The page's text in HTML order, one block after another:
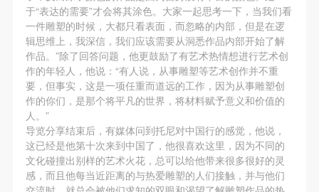
于“表达的需要”才会将其涂色。大家一起思考一下，当我们看
一件雕塑的时候，大都只看表面，而忽略的内部，但是在逻
辑思维上，我深信，我们应该需要从洞悉作品内部开始了解
作品。”除了回答问题，他更鼓励了有艺术热情想进行艺术创
作的年轻人，他说：“有人说，从事雕塑等艺术创作并不重
要，但事实，这是一项任重而道远的工作，因为从事雕塑创
作的你们，是那个将平凡的世界，将材料赋予意义和价值的
人。”
导览分享结束后，有媒体问到托尼对中国行的感觉，他说，
这已经是他第十次来到中国了，他很喜欢这里，因为不同的
文化碰撞出别样的艺术火花，总可以给他带来很多很好的灵
感，而且他每当近距离的与热爱雕塑的人们接触，并与他们